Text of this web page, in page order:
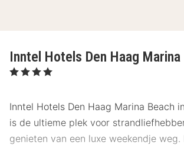
Inntel Hotels Den Haag Marina
, 4 Sterren
Inntel Hotels Den Haag Marina Beach
is de ultieme plek voor
genieten van een luxe weekendje